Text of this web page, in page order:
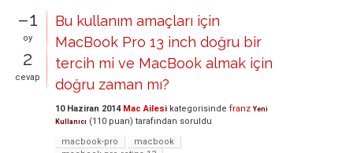
–1
oy
2
cevap
Bu kullanım amaçları için
MacBook Pro 13 inch doğru bir
tercih mi ve MacBook almak için
doğru zaman mı?
10 Haziran 2014 Mac Ailesi kategorisinde franz Yeni
Kullanıcı (110 puan) tarafından soruldu
macbook-pro
macbook